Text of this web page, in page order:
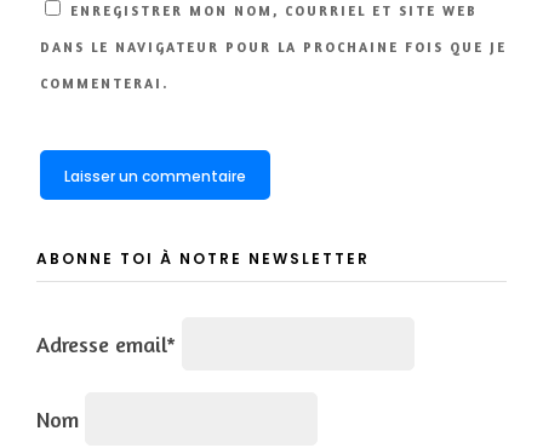
ENREGISTRER MON NOM, COURRIEL ET SITE WEB
DANS LE NAVIGATEUR POUR LA PROCHAINE FOIS QUE JE
COMMENTERAI.
ABONNE TOI À NOTRE NEWSLETTER
Adresse email*
Nom